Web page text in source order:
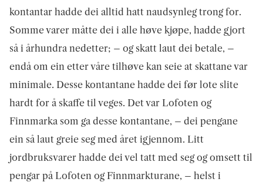
kontantar hadde dei alltid hatt naudsynleg trong for.
Somme varer måtte dei i alle høve kjøpe, hadde gjort
så i århundra nedetter; – og skatt laut dei betale, –
endå om ein etter våre tilhøve kan seie at skattane var
minimale. Desse kontantane hadde dei før lote slite
hardt for å skaffe til veges. Det var Lofoten og
Finnmarka som ga desse kontantane, – dei pengane
ein så laut greie seg med året igjennom. Litt
jordbruksvarer hadde dei vel tatt med seg og omsett til
pengar på Lofoten og Finnmarkturane, – helst i